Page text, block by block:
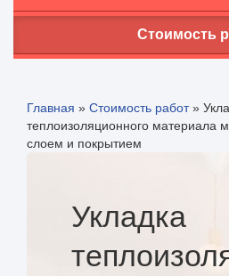
Стоимость
Главная » Стоимость работ»
теплоизоляционного материала
слоем и покрытием
Укладка